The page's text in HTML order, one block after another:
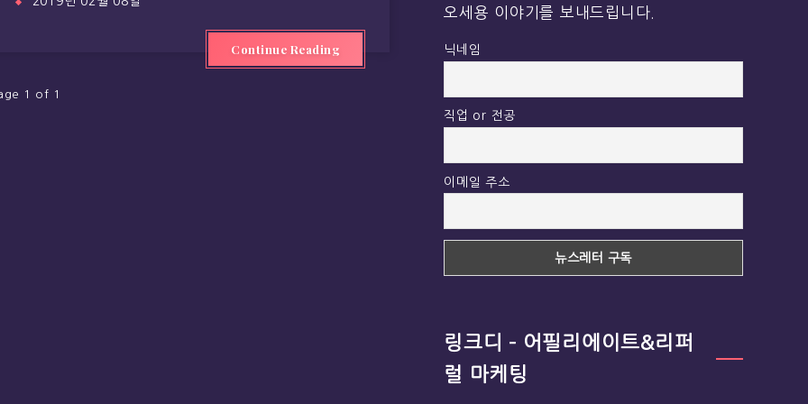
Continue Reading
1 of 1
오세용 이야기를 보내드립니다.
닉네임
직업 or 전공
이메일 주소
링크디 – 어필리에이트&리퍼
럴 마케팅